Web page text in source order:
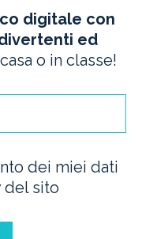
digitale con
ed
o in classe!
dei miei dati
del sito